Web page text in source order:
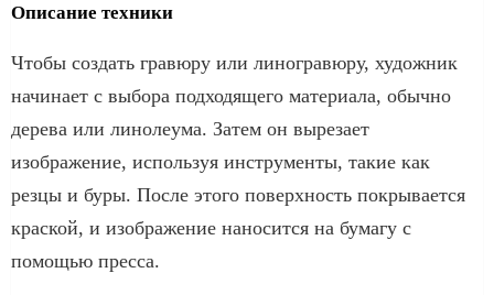
Описание техники
Чтобы создать гравюру или линогравюру, художник
начинает с выбора подходящего материала, обычно
дерева или линолеума. Затем он вырезает
изображение, используя инструменты, такие как
резцы и буры. После этого поверхность покрывается
краской, и изображение наносится на бумагу с
помощью пресса.